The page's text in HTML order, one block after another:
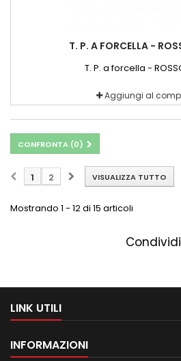
T. P. A FORCELLA -
T. P. a forcella -
Aggiungi al
CONFRONTA (0)
VISUALIZZA TUTTO
1 2
Mostrando 1 - 12 di 15 articoli
Condividi
LINK UTILI
INFORMAZIONI